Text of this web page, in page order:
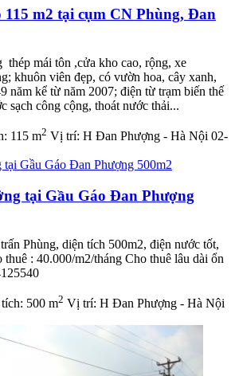
115 m2 tại cụm CN Phùng, Đan
thép mái tôn ,cửa kho cao, rộng, xe
khuôn viên đẹp, có vườn hoa, cây xanh,
năm kể từ năm 2007; điện từ trạm biến thế
sạch công cộng, thoát nước thải...
115 m2 Vị trí: H Đan Phượng - Hà Nội 02-
tại Gầu Gáo Đan Phượng
Phùng, diện tích 500m2, điện nước tốt,
: 40.000/m2/tháng Cho thuê lâu dài ổn
500 m2 Vị trí: H Đan Phượng - Hà Nội